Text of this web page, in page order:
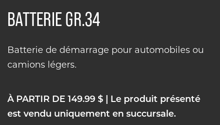
BATTERIE GR.34
Batterie de démarrage pour automobiles ou
camions légers.
À PARTIR DE 149.99 $
| Le produit présenté
est vendu uniquement en succursale.